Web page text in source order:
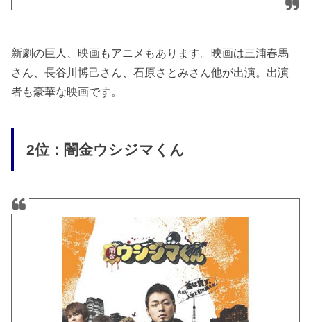
新劇の巨人、映画もアニメもあります。映画は三浦春馬
さん、長谷川博己さん、石原さとみさん他が出演。出演
者も豪華な映画です。
2位：闇金ウシジマくん